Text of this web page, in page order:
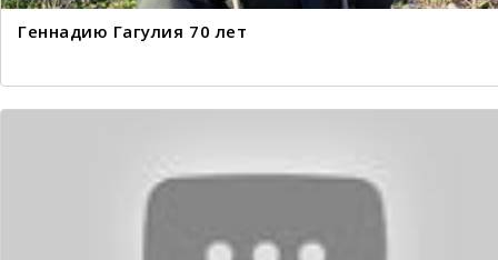
Геннадию Гагулия 70 лет